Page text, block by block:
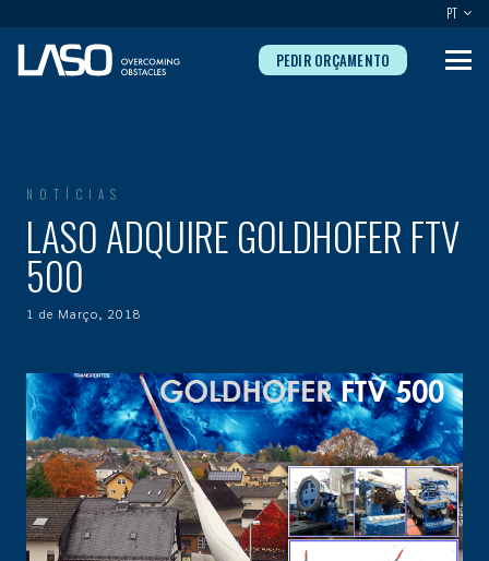
PT
PEDIR ORÇAMENTO
NOTÍCIAS
LASO ADQUIRE GOLDHOFER FTV
500
1 de Março, 2018